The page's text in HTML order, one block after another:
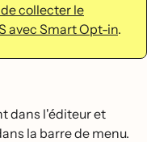
collecter le
avec Smart Opt-in.
dans l'éditeur et
la barre de menu.